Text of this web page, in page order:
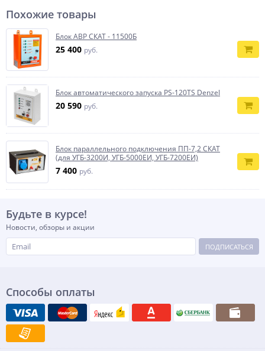
Похожие товары
Блок АВР СКАТ - 11500Б
25 400 руб.
Блок автоматического запуска PS-120TS Denzel
20 590 руб.
Блок параллельного подключения ПП-7,2 СКАТ
(для УГБ-3200И, УГБ-5000ЕИ, УГБ-7200ЕИ)
7 400 руб.
Будьте в курсе!
Новости, обзоры и акции
ПОДПИСАТЬСЯ
Способы оплаты